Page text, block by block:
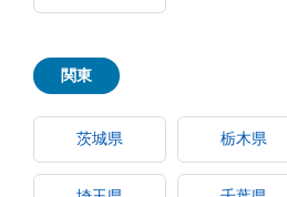
関東
茨城県 栃木県